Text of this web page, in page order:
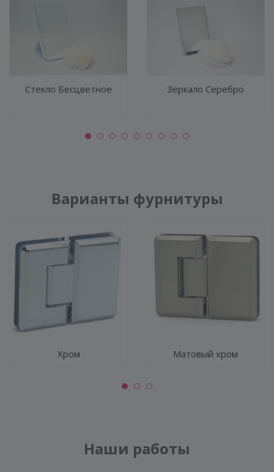
Стекло Бесцветное Зеркало Серебро
Варианты фурнитуры
Хром Матовый хром
Наши работы